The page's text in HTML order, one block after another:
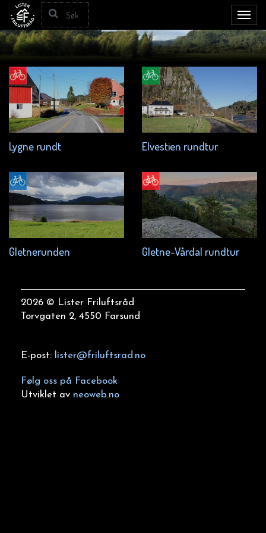
Lygne rundt Elvestien rundtur
Gletnerunden Gletne-Vårdal rundtur
2026 © Lister Friluftsråd
Torvgaten 2, 4550 Farsund
E-post: lister@friluftsrad.no
Følg oss på Facebook
Utviklet av neoweb.no